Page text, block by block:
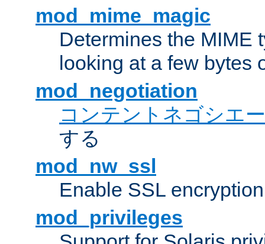
mod_mime_magic
Determines the MIME
looking at a few bytes
mod_negotiation
コンテントネゴシエ
する
mod_nw_ssl
Enable SSL
mod_privileges